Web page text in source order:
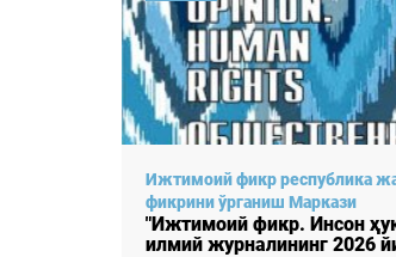
Ижтимоий фикр республика
фикрини ўрганиш Маркази
"Ижтимоий фикр. Инсон
илмий журналининг 2026